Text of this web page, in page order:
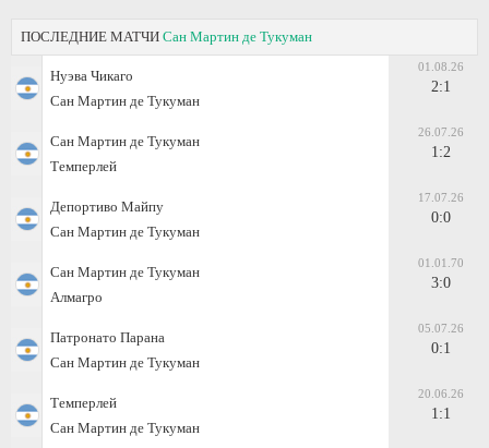
ПОСЛЕДНИЕ МАТЧИ Сан Мартин де Тукуман
Нуэва Чикаго
Сан Мартин де Тукуман
01.08.26
2:1
Сан Мартин де Тукуман
Темперлей
26.07.26
1:2
Депортиво Майпу
Сан Мартин де Тукуман
17.07.26
0:0
Сан Мартин де Тукуман
Алмагро
01.01.70
3:0
Патронато Парана
Сан Мартин де Тукуман
05.07.26
0:1
Темперлей
Сан Мартин де Тукуман
20.06.26
1:1